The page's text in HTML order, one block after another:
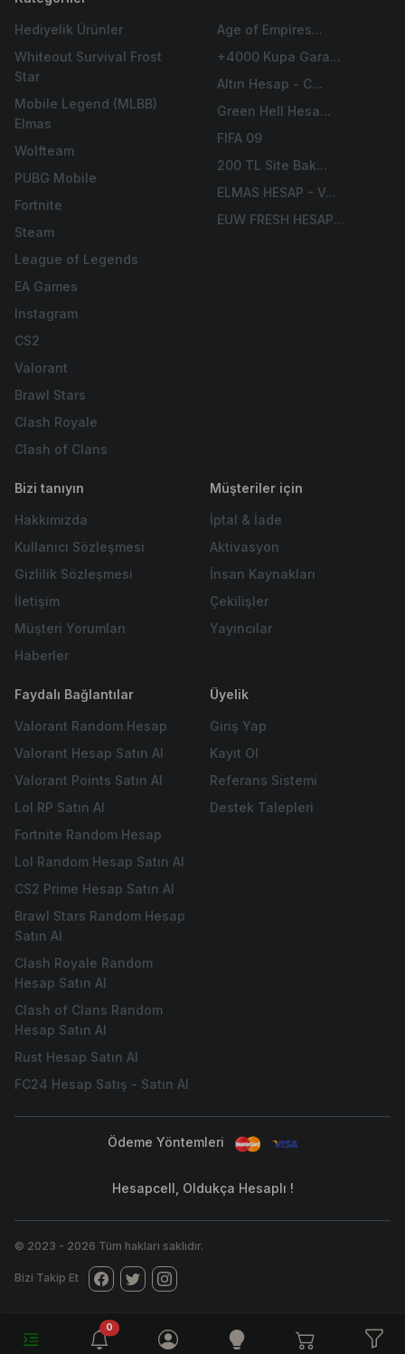
0 unread messages
Hediyelik Ürünler
Whiteout Survival Frost
Star
Mobile Legend (MLBB)
Elmas
Wolfteam
PUBG Mobile
Fortnite
Steam
League of Legends
EA Games
Instagram
CS2
Valorant
Brawl Stars
Clash Royale
Clash of Clans
Age of Empires...
+4000 Kupa Gara...
Altın Hesap - C...
Green Hell Hesa...
FIFA 09
200 TL Site Bak...
ELMAS HESAP - V...
EUW FRESH HESAP...
Bizi tanıyın
Hakkımızda
Kullanıcı Sözleşmesi
Gizlilik Sözleşmesi
İletişim
Müşteri Yorumları
Haberler
Müşteriler için
İptal & İade
Aktivasyon
İnsan Kaynakları
Çekilişler
Yayıncılar
Faydalı Bağlantılar
Valorant Random Hesap
Valorant Hesap Satın Al
Valorant Points Satın Al
Lol RP Satın Al
Fortnite Random Hesap
Lol Random Hesap Satın Al
CS2 Prime Hesap Satın Al
Brawl Stars Random Hesap
Satın Al
Clash Royale Random
Hesap Satın Al
Clash of Clans Random
Hesap Satın Al
Rust Hesap Satın Al
FC24 Hesap Satış - Satın Al
Üyelik
Giriş Yap
Kayıt Ol
Referans Sistemi
Destek Talepleri
Ödeme Yöntemleri
Hesapcell, Oldukça Hesaplı !
© 2023 - 2026 Tüm hakları saklıdır.
Bizi Takip Et